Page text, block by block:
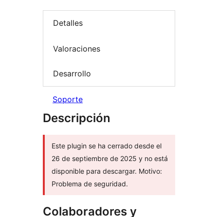
Detalles
Valoraciones
Desarrollo
Soporte
Descripción
Este plugin se ha cerrado desde el
26 de septiembre de 2025 y no está
disponible para descargar. Motivo:
Problema de seguridad.
Colaboradores y